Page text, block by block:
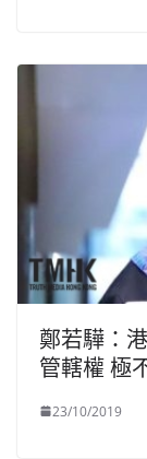
鄭若驊：
管轄權 極
23/10/2019